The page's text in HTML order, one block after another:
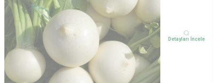
Detayları İncele